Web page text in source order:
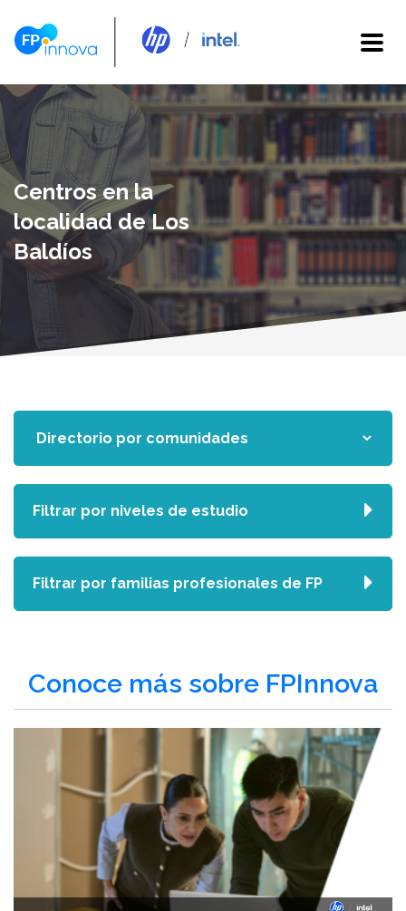
Centros en la
localidad de Los
Baldíos
Conoce más sobre FPInnova
Filtrar por niveles de estudio
Filtrar por familias profesionales de FP